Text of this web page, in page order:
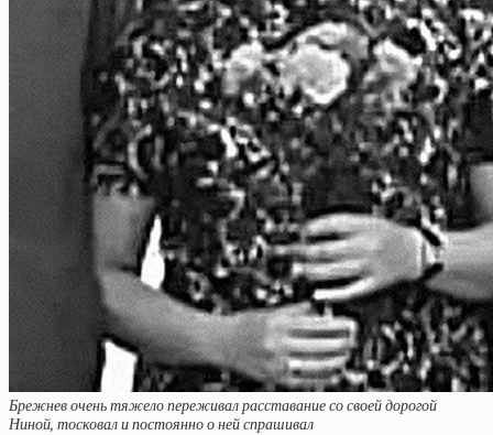
Брежнев очень тяжело переживал расставание со своей дорогой
Ниной, тосковал и постоянно о ней спрашивал